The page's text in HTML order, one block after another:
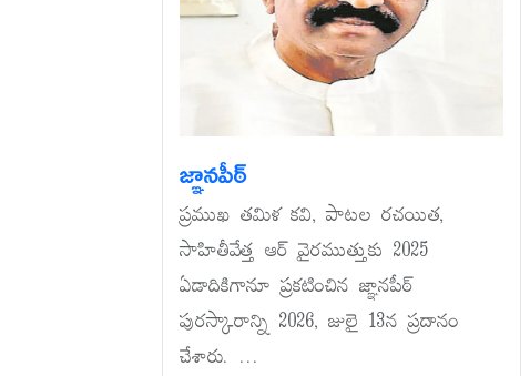
జ్ఞానపీఠ్‌
ప్రముఖ తమిళ కవి, పాటల రచయిత,
సాహితీవేత్త ఆర్‌ వైరముత్తుకు 2025
ఏడాదికిగానూ ప్రకటించిన జ్ఞానపీఠ్‌
పురస్కారాన్ని 2026, జులై 13న ప్రదానం
చేశారు. ...